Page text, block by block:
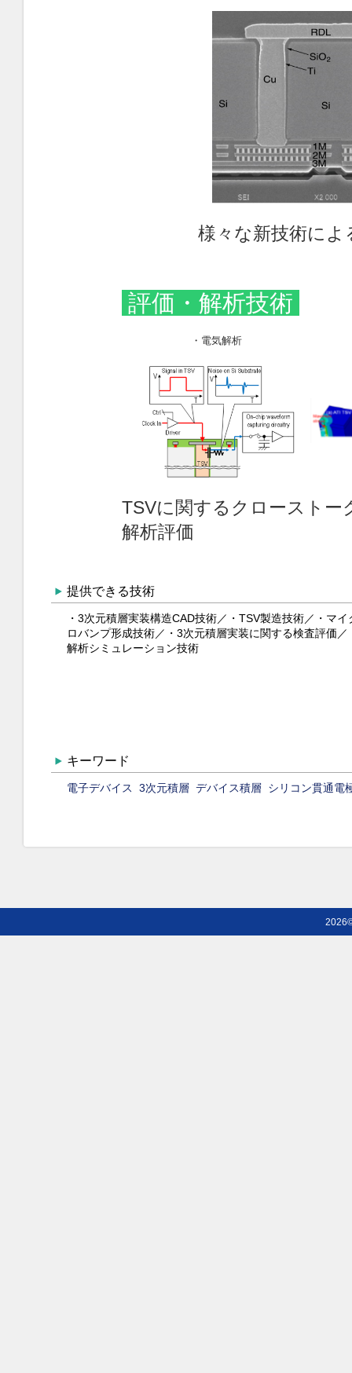
提供できる技術
・3次元積層実装構造CAD技術／・TSV製造技術／・マイ
ロバンプ形成技術／・3次元積層実装に関する検査評価／
解析シミュレーション技術
キーワード
電子デバイス 3次元積層 デバイス積層 シリコン貫通電